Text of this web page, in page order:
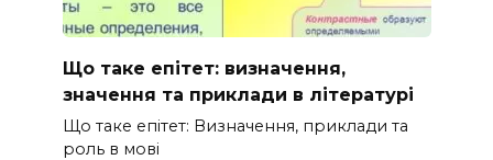
Що таке епітет: визначення,
значення та приклади в літературі
Що таке епітет: Визначення, приклади та
роль в мові